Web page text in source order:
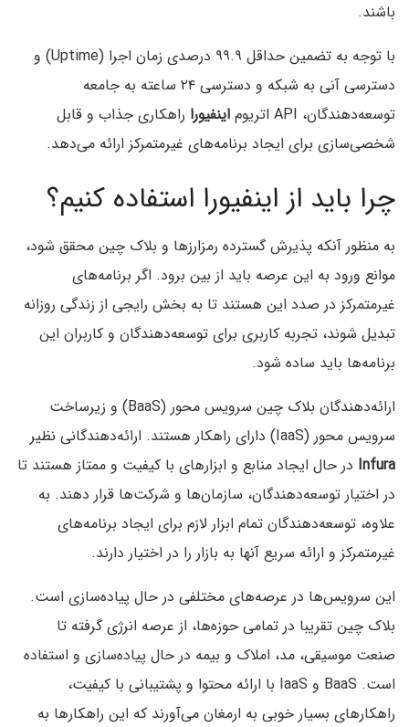
باشند.
با توجه به تضمین حداقل ۹۹.۹ درصدی زمان اجرا (Uptime) و
دسترسی آنی به شبکه و دسترسی ۲۴ ساعته به جامعه
توسعه‌دهندگان، API اتریوم
اینفیورا راهکاری جذاب و قابل
شخصی‌سازی برای ایجاد برنامه‌های غیرمتمرکز ارائه می‌‌دهد.
چرا باید از اینفیورا استفاده کنیم؟
به منظور آنکه پذیرش گسترده رمزارزها و بلاک چین محقق شود،
موانع ورود به این عرصه باید از بین برود. اگر برنامه‌های
غیرمتمرکز در صدد این هستند تا به بخش رایجی از زندگی روزانه
تبدیل شوند، تجربه کاربری برای توسعه‌دهندگان و کاربران این
برنامه‌ها باید ساده شود.
ارائه‌دهندگان بلاک چین سرویس محور (BaaS) و زیرساخت
سرویس محور (IaaS) دارای راهکار هستند. ارائه‌دهندگانی نظیر
Infura در حال ایجاد منابع و ابزارهای با کیفیت و ممتاز هستند تا
در اختیار توسعه‌دهندگان، سازمان‌ها و شرکت‌ها قرار دهند. به
علاوه، توسعه‌دهندگان تمام ابزار لازم برای ایجاد برنامه‌های
غیرمتمرکز و ارائه سریع آنها به بازار را در اختیار دارند.
این سرویس‌ها در عرصه‌های مختلفی در حال پیاده‌سازی است.
بلاک چین تقریبا در تمامی حوزه‌ها، از عرصه انرژی گرفته تا
صنعت موسیقی، مد، املاک و بیمه در حال پیاده‌سازی و استفاده
است. BaaS و IaaS با ارائه محتوا و پشتیبانی با کیفیت،
راهکارهای بسیار خوبی به ارمغان می‌آورند که این راهکارها به